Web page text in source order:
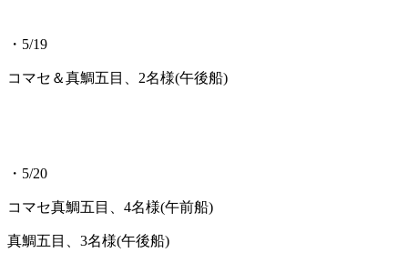
・5/19
コマセ＆真鯛五目、2名様(午後船)
・5/20
コマセ真鯛五目、4名様(午前船)
真鯛五目、3名様(午後船)